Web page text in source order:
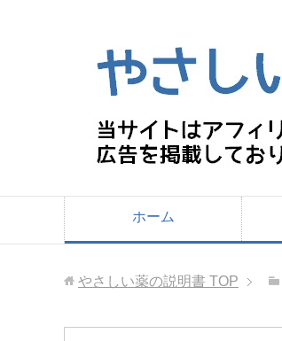
ホーム
やさしい薬の説明書 TOP